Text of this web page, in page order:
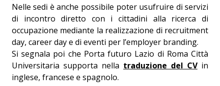
Nelle sedi è anche possibile poter usufruire di servizi
di incontro diretto con i cittadini alla ricerca di
occupazione mediante la realizzazione di recruitment
day, career day e di eventi per l’employer branding.
Si segnala poi che Porta futuro Lazio di Roma Città
Universitaria supporta nella traduzione del CVin
inglese, francese e spagnolo.